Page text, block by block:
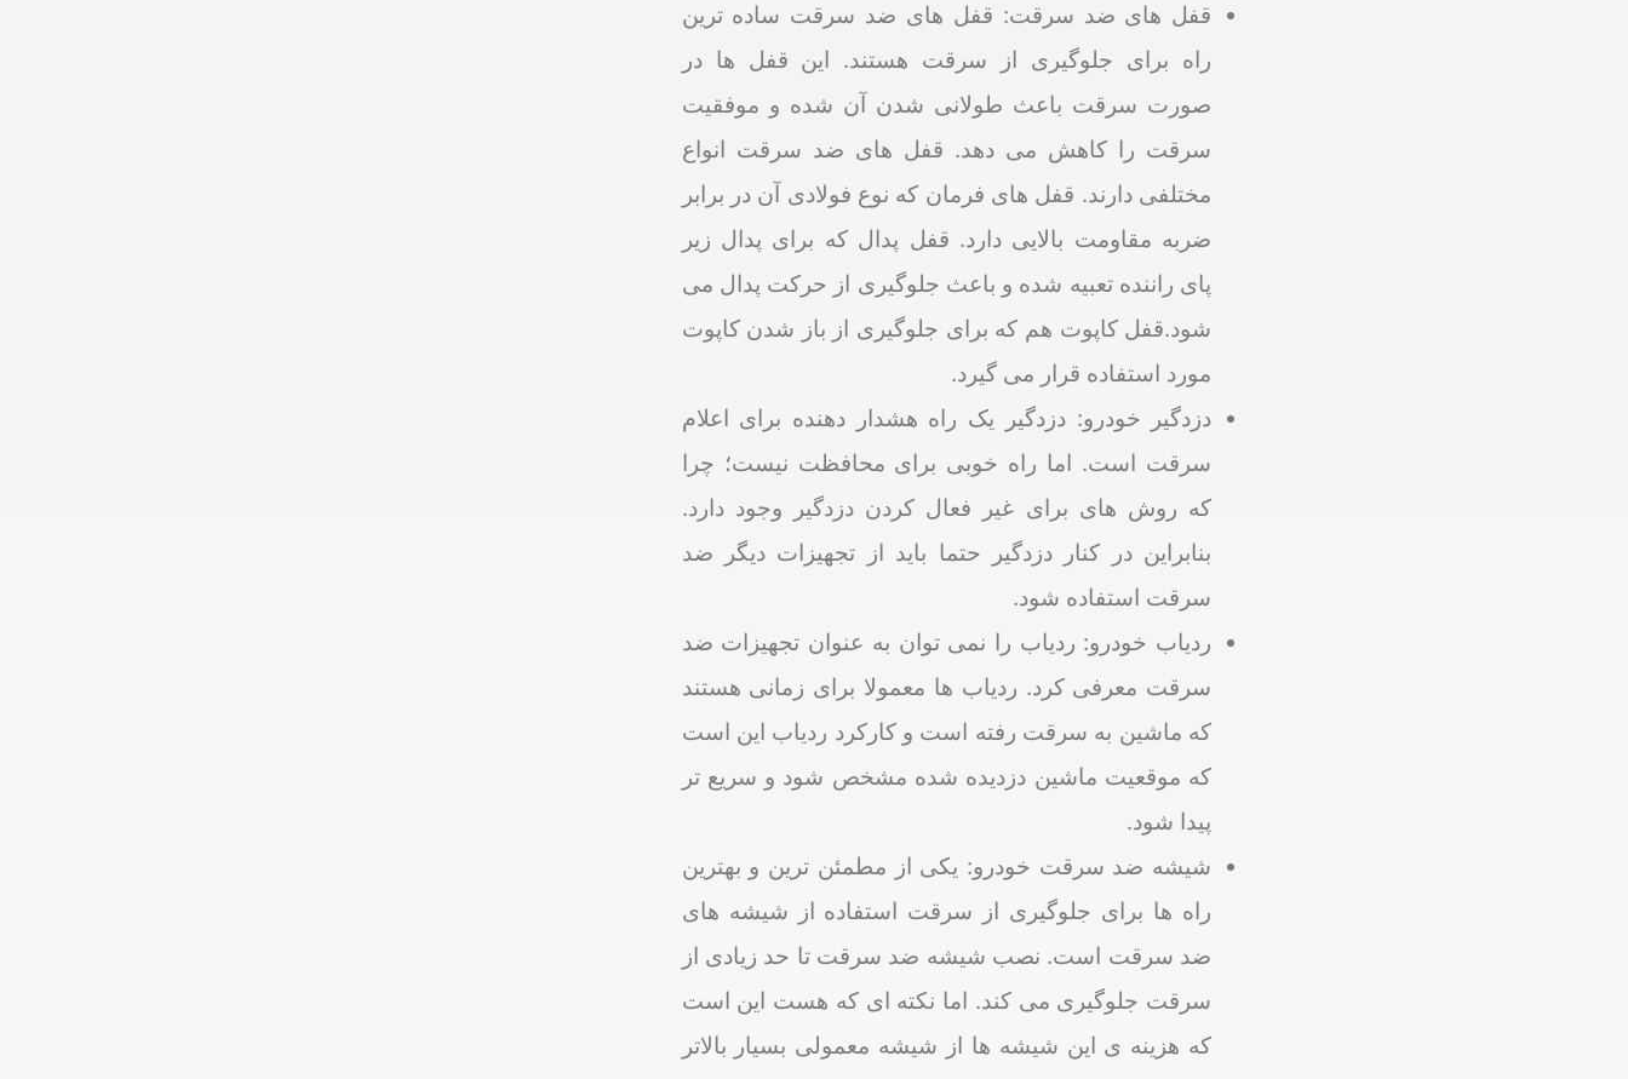
قفل های ضد سرقت: قفل های ضد سرقت ساده ترین
راه برای جلوگیری از سرقت هستند. این قفل ها در
صورت سرقت باعث طولانی شدن آن شده و موفقیت
سرقت را کاهش می دهد. قفل های ضد سرقت انواع
مختلفی دارند. قفل های فرمان که نوع فولادی آن در برابر
ضربه مقاومت بالایی دارد. قفل پدال که برای پدال زیر
پای راننده تعبیه شده و باعث جلوگیری از حرکت پدال می
شود.قفل کاپوت هم که برای جلوگیری از باز شدن کاپوت
مورد استفاده قرار می گیرد.
دزدگیر خودرو: دزدگیر یک راه هشدار دهنده برای اعلام
سرقت است. اما راه خوبی برای محافظت نیست؛ چرا
که روش های برای غیر فعال کردن دزدگیر وجود دارد.
بنابراین در کنار دزدگیر حتما باید از تجهیزات دیگر ضد
سرقت استفاده شود.
ردیاب خودرو: ردیاب را نمی توان به عنوان تجهیزات ضد
سرقت معرفی کرد. ردیاب ها معمولا برای زمانی هستند
که ماشین به سرقت رفته است و کارکرد ردیاب این است
که موقعیت ماشین دزدیده شده مشخص شود و سریع تر
پیدا شود.
شیشه ضد سرقت خودرو: یکی از مطمئن ترین و بهترین
راه ها برای جلوگیری از سرقت استفاده از شیشه های
ضد سرقت است. نصب شیشه ضد سرقت تا حد زیادی از
سرقت جلوگیری می کند. اما نکته ای که هست این است
که هزینه ی این شیشه ها از شیشه معمولی بسیار بالاتر